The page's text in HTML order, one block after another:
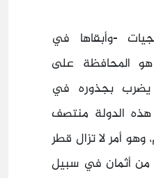
-وأبقاها في
هو المحافظة على
يضرب بجذوره في
هذه الدولة منتصف
وهو أمر لا تزال قطر
من أثمان في سبيل